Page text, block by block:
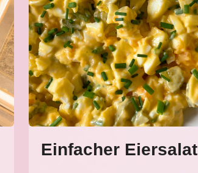
Einfacher Eiersalat